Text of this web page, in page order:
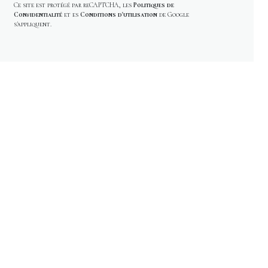
Ce site est protégé par reCAPTCHA, les Politiques de
Confidentialitéet es Conditions d'utilisationde Google
s'appliquent.